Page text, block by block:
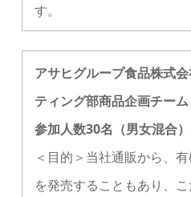
す。
アサヒグループ食品株式
ティング部商品企画チー
参加人数30名（男女混合
＜目的＞当社通販から、
を発売することもあり、